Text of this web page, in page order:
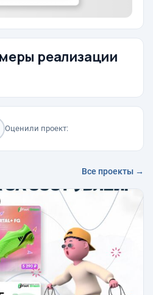
реализации
Оценили проект:
Все проекты →